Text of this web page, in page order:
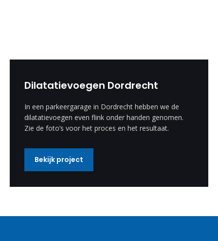
Dilatatievoegen Dordrecht
In een parkeergarage in Dordrecht hebben we de
dilatatievoegen even flink onder handen genomen.
Zie de foto’s voor het proces en het resultaat.
Bekijk project